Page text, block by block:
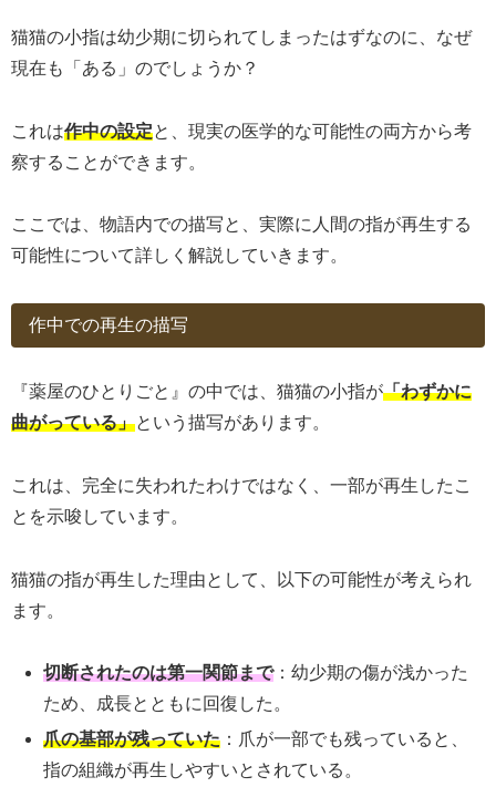
猫猫の小指は幼少期に切られてしまったはずなのに、なぜ
現在も「ある」のでしょうか？
これは作中の設定と、現実の医学的な可能性の両方から考
察することができます。
ここでは、物語内での描写と、実際に人間の指が再生する
可能性について詳しく解説していきます。
作中での再生の描写
『薬屋のひとりごと』の中では、猫猫の小指が「わずかに
曲がっている」という描写があります。
これは、完全に失われたわけではなく、一部が再生したこ
とを示唆しています。
猫猫の指が再生した理由として、以下の可能性が考えられ
ます。
切断されたのは第一関節まで：幼少期の傷が浅かった
ため、成長とともに回復した。
爪の基部が残っていた ：爪が一部でも残っていると、
指の組織が再生しやすいとされている。